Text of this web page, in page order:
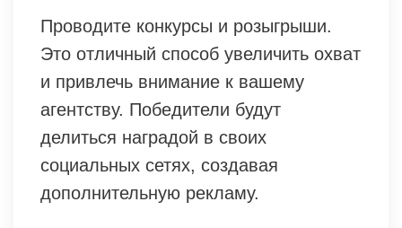
Проводите конкурсы и розыгрыши.
Это отличный способ увеличить охват
и привлечь внимание к вашему
агентству. Победители будут
делиться наградой в своих
социальных сетях, создавая
дополнительную рекламу.